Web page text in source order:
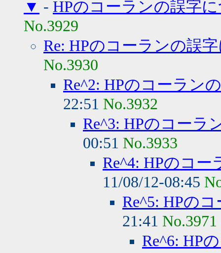
▼ - HPのコーランの誤字
No.3929
Re: HPのコーランの誤
No.3930
Re^2: HPのコーラン
22:51 No.3932
Re^3: HPのコーラ
00:51 No.3933
Re^4: HPのコ
11/08/12-08:45
Re^5: HPの
21:41 No.3971
Re^6: HP